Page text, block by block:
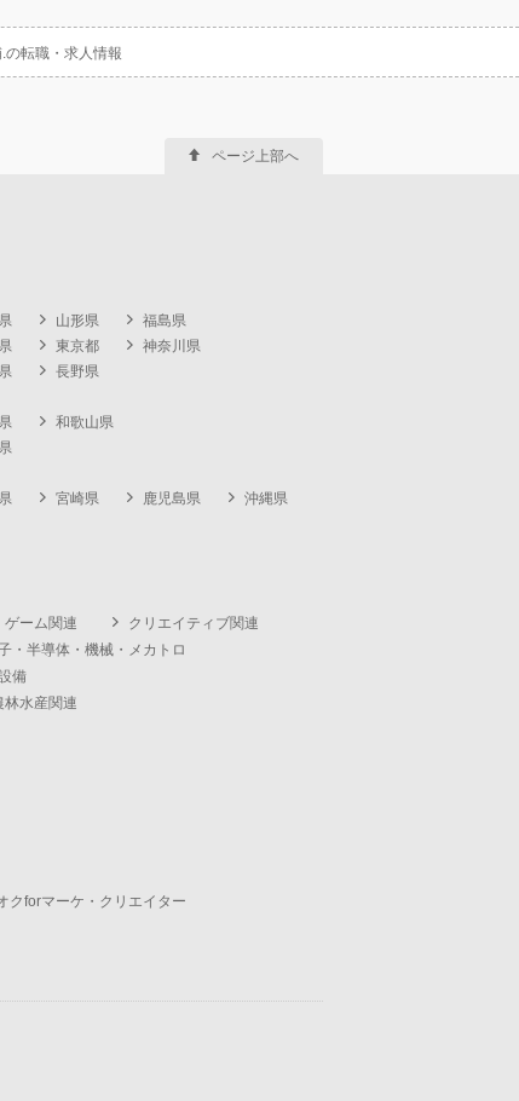
の転職・求人情報
山形県
福島県
東京都
神奈川県
長野県
和歌山県
宮崎県 鹿児島県
沖縄県
ゲーム関連
クリエイティブ関連
・半導体・機械・メカトロ
備
林水産関連
クforマーケ・クリエイター
ページ上部へ